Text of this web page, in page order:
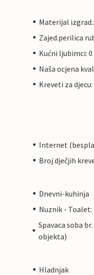
Materijal
Zajed.perilica
Kućni ljubimci: 0
Naša ocjena
Kreveti za djecu:
Internet
Broj dječjih
Dnevni-kuhinja
Nuznik -
Spavaca soba
objekta)
Hladnjak